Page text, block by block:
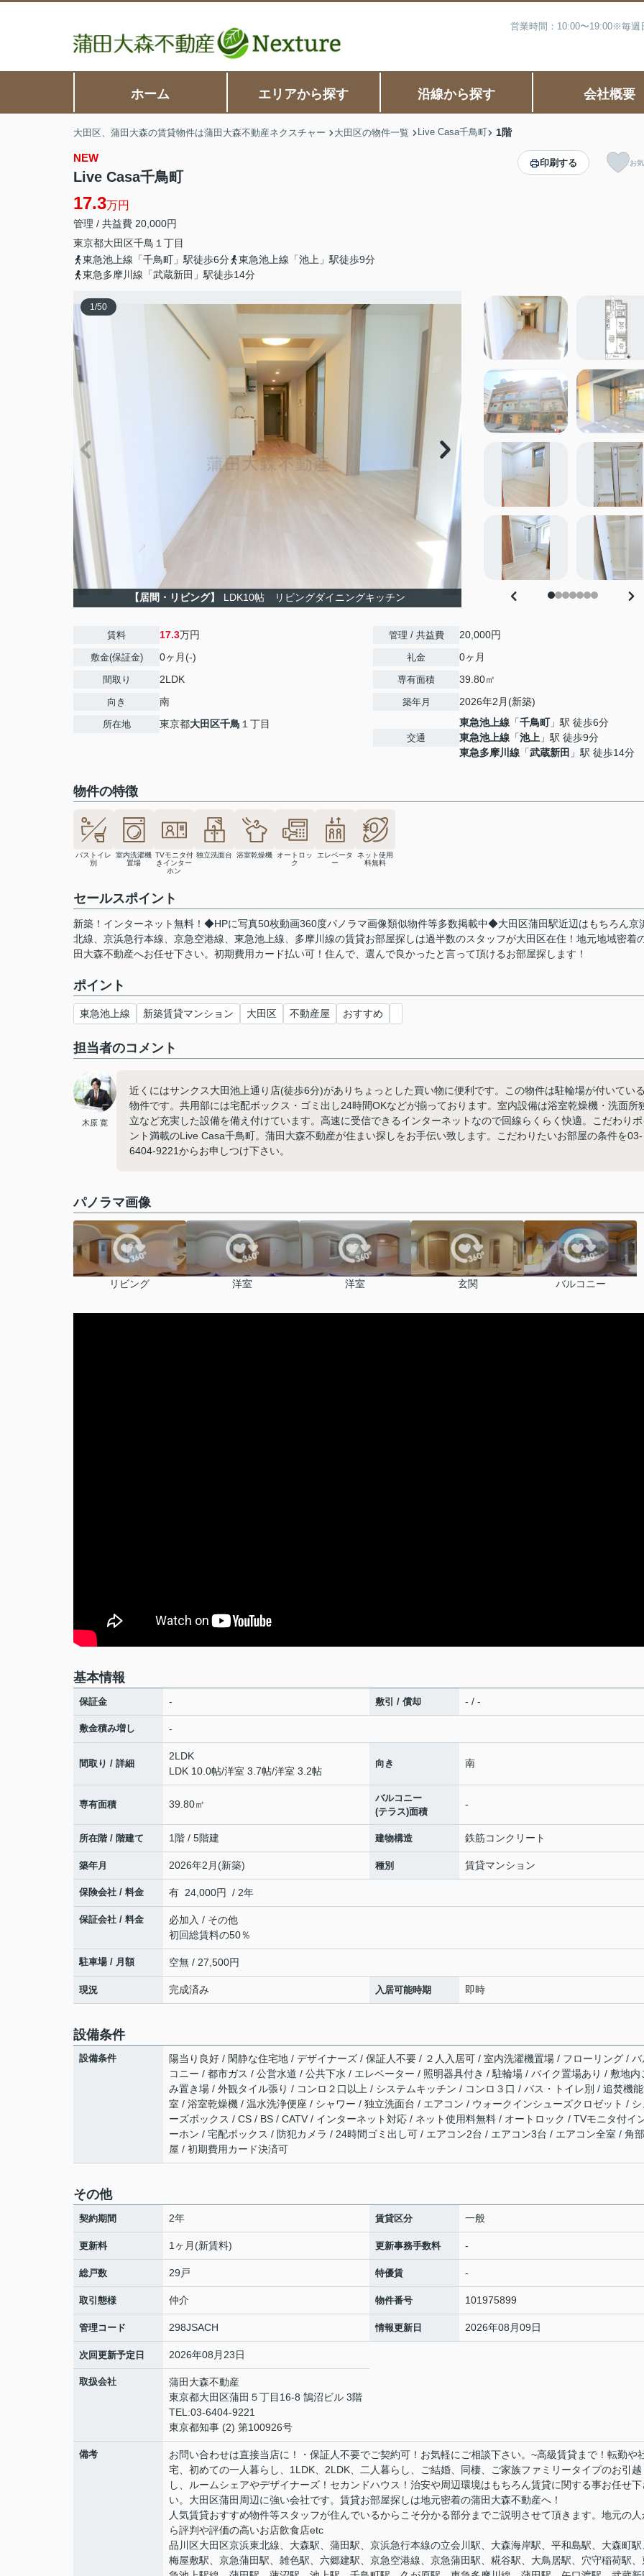
営業時間：10:00〜19:00※毎
ホーム エリアから探す 沿線から探す 会社概要
大田区、蒲田大森の賃貸物件は蒲田大森不動産ネクスチャー 大田区の物件一覧 Live Casa千鳥町 1階
NEW
Live Casa千鳥町
17.3万円
管理 / 共益費 20,000円
東京都大田区千鳥 １丁目
東急池上線「千鳥町」駅徒歩6分
東急池上線「池上」駅徒歩9分
東急多摩川線「武蔵新田」駅徒歩14分
印刷する お
1/50
【居間・リビング】 LDK10帖 リビングダイニングキッチン
賃料 17.3万円
敷金(保証金) 0ヶ月(-)
間取り 2LDK
向き 南
所在地 東京都大田区千鳥 １丁目
管理 / 共益費 20,000円
礼金 0ヶ月
専有面積 39.80㎡
築年月 2026年2月(新築)
交通
東急池上線 「千鳥町」駅 徒歩6分
東急池上線 「池上 」駅 徒歩9分
東急多摩川線 「武蔵新田 」駅 徒歩14分
物件の特徴
バストイレ
別
室内洗濯機
置場
TVモニタ付
きインター
ホン
独立洗面台 浴室乾燥機
オートロッ
ク
エレベータ
ー
ネット使用
料無料
セールスポイント
新築！インターネット無料！◆HPに写真50枚動画360度パノラマ画像類似物件等多数掲載中◆大田区蒲田駅近辺はもちろん京
北線、京浜急行本線、京急空港線、東急池上線、多摩川線の賃貸お部屋探しは過半数のスタッフが大田区在住！地元地域密着
田大森不動産へお任せ下さい。初期費用カード払い可！住んで、選んで良かったと言って頂けるお部屋探します！
ポイント
東急池上線 新築賃貸マンション 大田区 不動産屋 おすすめ
担当者のコメント
木原 寛
近くにはサンクス大田池上通り店(徒歩6分)がありちょっとした買い物に便利です。この物件は駐輪場が付いている
物件です。共用部には宅配ボックス・ゴミ出し24時間OKなどが揃っております。室内設備は浴室乾燥機・洗面所
立など充実した設備を備え付けています。高速に受信できるインターネットなので回線らくらく快適。こだわりポ
ント満載のLive Casa千鳥町。蒲田大森不動産が住まい探しをお手伝い致します。こだわりたいお部屋の条件を03-
6404-9221からお申しつけ下さい。
パノラマ画像
リビング 洋室 洋室 玄関 バルコニー
基本情報
保証金 - 敷引 / 償却 - / -
敷金積み増し -
間取り / 詳細
2LDK
LDK 10.0帖/洋室 3.7帖/洋室 3.2帖
向き 南
専有面積 39.80㎡
バルコニー
(テラス)面積
-
所在階 / 階建て 1階 / 5階建 建物構造 鉄筋コンクリート
築年月 2026年2月(新築) 種別 賃貸マンション
保険会社 / 料金 有 24,000円 / 2年
保証会社 / 料金
必加入 / その他
初回総賃料の50％
駐車場 / 月額 空無 / 27,500円
現況 完成済み 入居可能時期 即時
設備条件
設備条件
陽当り良好 / 閑静な住宅地 / デザイナーズ / 保証人不要 / ２人入居可 / 室内洗濯機置場 / フローリング / バ
コニー / 都市ガス / 公営水道 / 公共下水 / エレベーター / 照明器具付き / 駐輪場 / バイク置場あり / 敷地内
み置き場 / 外観タイル張り / コンロ２口以上 / システムキッチン / コンロ３口 / バス・トイレ別 / 追焚機
室 / 浴室乾燥機 / 温水洗浄便座 / シャワー / 独立洗面台 / エアコン / ウォークインシューズクロゼット / シ
ーズボックス / CS / BS / CATV / インターネット対応 / ネット使用料無料 / オートロック / TVモニタ付イ
ーホン / 宅配ボックス / 防犯カメラ / 24時間ゴミ出し可 / エアコン2台 / エアコン3台 / エアコン全室 / 角部
屋 / 初期費用カード決済可
その他
契約期間 2年 賃貸区分 一般
更新料 1ヶ月(新賃料) 更新事務手数料 -
総戸数 29戸 特優賃 -
取引態様 仲介 物件番号 101975899
管理コード 298JSACH 情報更新日 2026年08月09日
次回更新予定日 2026年08月23日
取扱会社
蒲田大森不動産
東京都大田区蒲田５丁目16-8 鵠沼ビル 3階
TEL:03-6404-9221
東京都知事 (2) 第100926号
備考
お問い合わせは直接当店に！・保証人不要でご契約可！お気軽にご相談下さい。~高級賃貸まで！転勤や
宅、初めての一人暮らし、1LDK、2LDK、二人暮らし、ご結婚、同棲、ご家族ファミリータイプのお引越
し、ルームシェアやデザイナーズ！セカンドハウス！治安や周辺環境はもちろん賃貸に関する事お任せ下
い。大田区蒲田周辺に強い会社です。賃貸お部屋探しは地元密着の蒲田大森不動産へ！
人気賃貸おすすめ物件等スタッフが住んでいるからこそ分かる部分までご説明させて頂きます。地元の人
ら評判や評価の高いお店飲食店etc
品川区大田区京浜東北線、大森駅、蒲田駅、京浜急行本線の立会川駅、大森海岸駅、平和島駅、大森町駅
梅屋敷駅、京急蒲田駅、雑色駅、六郷建駅、京急空港線、京急蒲田駅、糀谷駅、大鳥居駅、穴守稲荷駅、